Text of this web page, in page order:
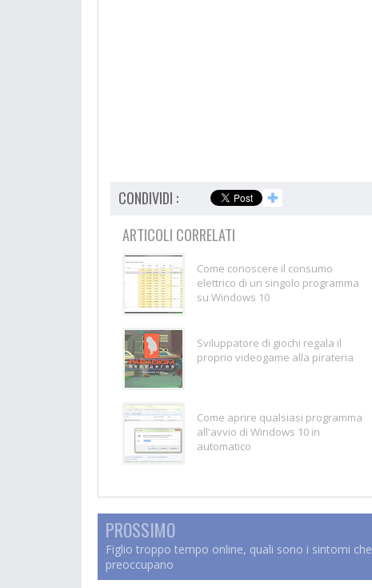
CONDIVIDI : ✚
ARTICOLI CORRELATI
Come conoscere il consumo
elettrico di un singolo programma
su Windows 10
Sviluppatore di giochi regala il
proprio videogame alla pirateria
Come aprire qualsiasi programma
all'avvio di Windows 10 in
automatico
PROSSIMO
Figlio troppo tempo online, quali sono i sintomi che
preoccupano